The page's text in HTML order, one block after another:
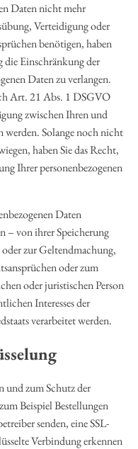
Daten nicht mehr
Verteidigung oder
benötigen, haben
die Einschränkung der
Daten zu verlangen.
Art. 21 Abs. 1 DSGVO
zwischen Ihren und
werden. Solange noch nicht
haben Sie das Recht,
Ihrer personenbezogenen
Daten
– von ihrer Speicherung
zur Geltendmachung,
oder zum
oder juristischen Person
Interesses der
verarbeitet werden.
und zum Schutz der
Beispiel Bestellungen
senden, eine SSL-
Verbindung erkennen